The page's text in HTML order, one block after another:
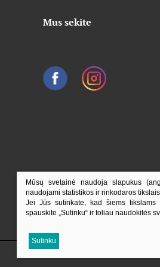
Mus sekite
Mūsų svetainė naudoja slapukus
naudojami statistikos ir rinkodaros
Jei Jūs sutinkate, kad šiems tikslams
spauskite „Sutinku“ ir toliau naudokitės
Sutinku